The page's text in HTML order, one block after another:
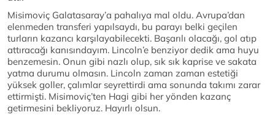
Misimoviç Galatasaray’a pahalıya mal oldu. Avrupa’dan
elenmeden transferi yapılsaydı, bu parayı belki geçilen
turların kazancı karşılayabilecekti. Başarılı olacağı, gol atıp
attıracağı kanısındayım. Lincoln’e benziyor dedik ama huyu
benzemesin. Onun gibi nazlı olup, sık sık kaprise ve sakata
yatma durumu olmasın. Lincoln zaman zaman estetiği
yüksek goller, çalımlar seyrettirdi ama sonunda takımı zarar
ettirmişti. Misimoviç’ten Hagi gibi her yönden kazanç
getirmesini bekliyoruz. Hayırlı olsun.